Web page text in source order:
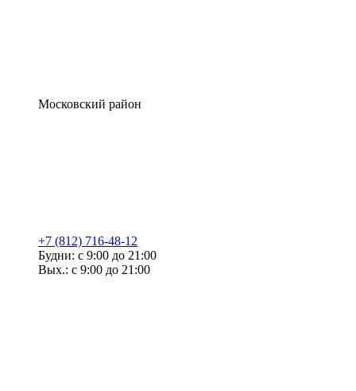
Московский район
+7 (812) 716-48-12
Будни: с 9:00 до 21:00
Вых.: с 9:00 до 21:00